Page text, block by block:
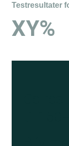
Testresultater
XY%